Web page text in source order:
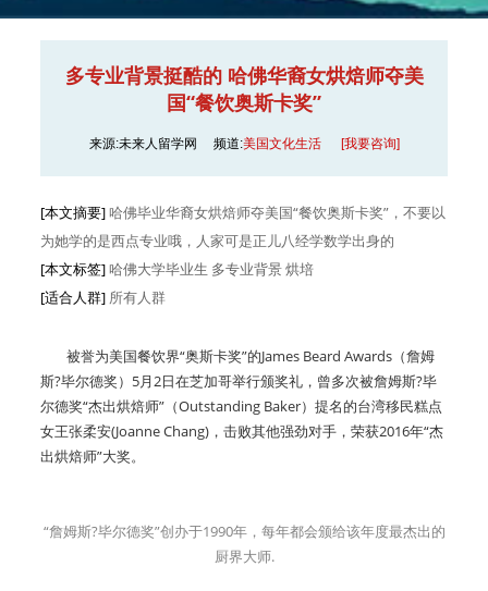
多专业背景挺酷的 哈佛华裔女烘焙师夺美
国“餐饮奥斯卡奖”
来源:未来人留学网 频道:美国文化生活 [我要咨询]
[本文摘要]哈佛毕业华裔女烘焙师夺美国“餐饮奥斯卡奖”，不要以
为她学的是西点专业哦，人家可是正儿八经学数学出身的
[本文标签]哈佛大学毕业生 多专业背景 烘培
[适合人群] 所有人群
被誉为美国餐饮界“奥斯卡奖”的James Beard Awards（詹姆
斯?毕尔德奖）5月2日在芝加哥举行颁奖礼，曾多次被詹姆斯?毕
尔德奖“杰出烘焙师”（Outstanding Baker）提名的台湾移民糕点
女王张柔安(Joanne Chang)，击败其他强劲对手，荣获2016年“杰
出烘焙师”大奖。
“詹姆斯?毕尔德奖”创办于1990年，每年都会颁给该年度最杰出的
厨界大师.